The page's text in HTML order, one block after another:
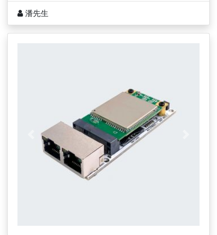
潘先生
上一页